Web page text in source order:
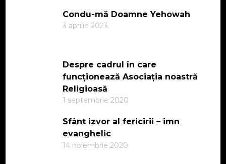
Condu-mă Doamne Yehowah
3 aprilie 2023
Despre cadrul în care
funcționează Asociația noastră
Religioasă
1 septembrie 2020
Sfânt izvor al fericirii – imn
evanghelic
14 noiembrie 2020